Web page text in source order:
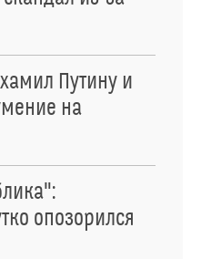
Путину и
на
опозорился